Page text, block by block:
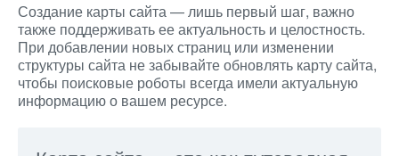
Создание карты сайта — лишь первый шаг, важно
также поддерживать ее актуальность и целостность.
При добавлении новых страниц или изменении
структуры сайта не забывайте обновлять карту сайта,
чтобы поисковые роботы всегда имели актуальную
информацию о вашем ресурсе.